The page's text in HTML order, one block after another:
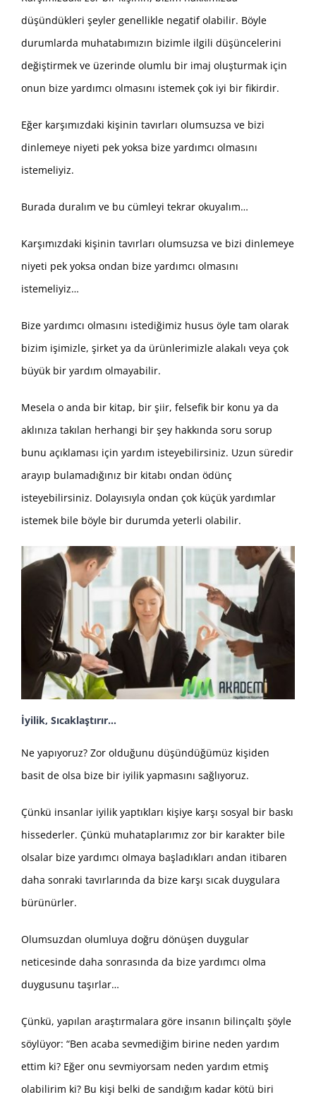
düşündükleri şeyler genellikle negatif olabilir. Böyle
durumlarda muhatabımızın bizimle ilgili düşüncelerini
değiştirmek ve üzerinde olumlu bir imaj oluşturmak için
onun bize yardımcı olmasını istemek çok iyi bir fikirdir.
Eğer karşımızdaki kişinin tavırları olumsuzsa ve bizi
dinlemeye niyeti pek yoksa bize yardımcı olmasını
istemeliyiz.
Burada duralım ve bu cümleyi tekrar okuyalım…
Karşımızdaki kişinin tavırları olumsuzsa ve bizi dinlemeye
niyeti pek yoksa ondan bize yardımcı olmasını
istemeliyiz…
Bize yardımcı olmasını istediğimiz husus öyle tam olarak
bizim işimizle, şirket ya da ürünlerimizle alakalı veya çok
büyük bir yardım olmayabilir.
Mesela o anda bir kitap, bir şiir, felsefik bir konu ya da
aklınıza takılan herhangi bir şey hakkında soru sorup
bunu açıklaması için yardım isteyebilirsiniz. Uzun süredir
arayıp bulamadığınız bir kitabı ondan ödünç
isteyebilirsiniz. Dolayısıyla ondan çok küçük yardımlar
istemek bile böyle bir durumda yeterli olabilir.
İyilik, Sıcaklaştırır…
Ne yapıyoruz? Zor olduğunu düşündüğümüz kişiden
basit de olsa bize bir iyilik yapmasını sağlıyoruz.
Çünkü insanlar iyilik yaptıkları kişiye karşı sosyal bir baskı
hissederler. Çünkü muhataplarımız zor bir karakter bile
olsalar bize yardımcı olmaya başladıkları andan itibaren
daha sonraki tavırlarında da bize karşı sıcak duygulara
bürünürler.
Olumsuzdan olumluya doğru dönüşen duygular
neticesinde daha sonrasında da bize yardımcı olma
duygusunu taşırlar…
Çünkü, yapılan araştırmalara göre insanın bilinçaltı şöyle
söylüyor: “Ben acaba sevmediğim birine neden yardım
ettim ki? Eğer onu sevmiyorsam neden yardım etmiş
olabilirim ki? Bu kişi belki de sandığım kadar kötü biri